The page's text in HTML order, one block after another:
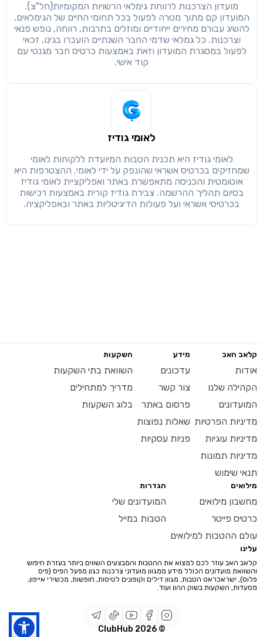
מועדון הצרכנות לרווחת גימלאי הרשויות המקומיות(חל"צ).
המועדון קם מתוך מטרה לפעול בכל תחומי החיים של הגימלאים,
להשיג עבורם מחירים ייחודיים ומוזלים בתרבות, רווחה, נופש פנאי
וצרכנות. כל גמלאי שדמי החבר השנתיים הועברו בגינו, זכאי
לפעול במסגרת המועדון וזאת באמצעות כרטיס חבר מגנטי עם
קוד אישי.
לאומי גודיז
לאומי גודיז היא תכנית הטבות המיועדת ללקוחות לאומי
שמחזיקים בכרטיס אשראי שהונפק על ידי לאומי. ההצטרפות היא
אוטומטית והכניסה מתאפשרת באתר ואפליקציית לאומי גודיז
בסיום תהליך ההרשמה. צבירת גודיז קורית באמצעות רכישות
בכרטיסי אשראי ועל פעולות הדיגיטליות באתר ובאפליקציה.
© ClubHub
2026
קלאב האב
אודות
הקהילה שלנו
המועדונים
מדיניות הפרטיות
מדיניות עוגיות
מדיניות תמונות
תנאי שימוש
מידע
עדכונים
צור קשר
פרסום באתר
שאלות נפוצות
פניות עסקיות
השקעות
השוואת בתי השקעות
מדריך למתחילים
בלוג השקעות
מילואים
מחשבון מילואים
כרטיס פייטר
עולם ההטבות למילואים
הגדרות
המועדונים שלי
הטבות במייל
עלינו
קלאב האב עוזר לכם למצוא את ההטבות והמבצעים השווים ביותר בעזרת חיפוש
והשוואת מועדונים הכולל מידע ממגוון מועדוני צרכנות כגון מפעל הפיס (פיס
פלוס), ישראכראט הטבות, מגוון דילים וקופונים לטיסות, חופשות, מכשירי אייפון,
מסעדות, השקעות בשוק ההון ועוד.